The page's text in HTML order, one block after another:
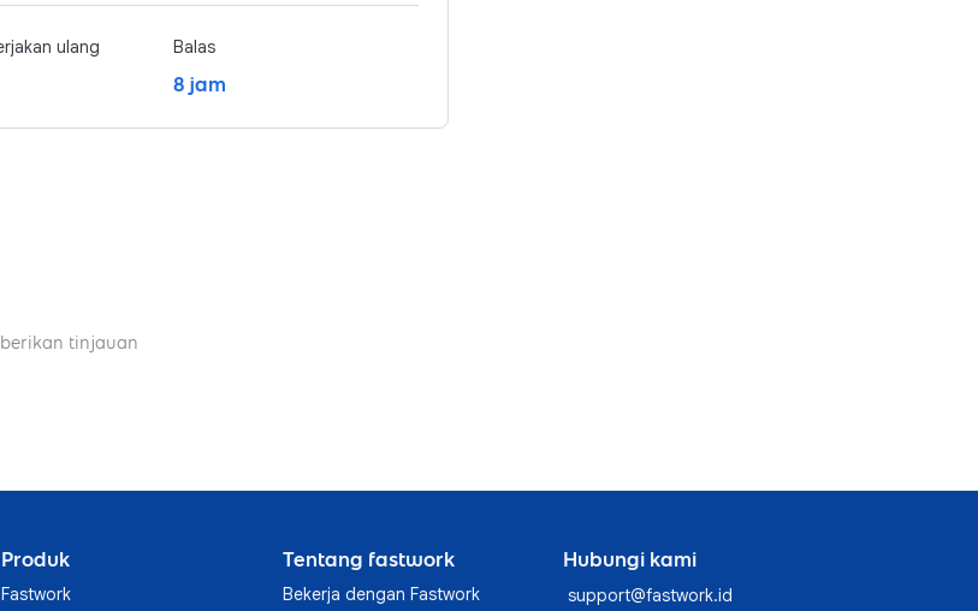
ulang Balas
8 jam
tinjauan
Produk
Fastwork
Tentang fastwork
Bekerja dengan Fastwork
Hubungi kami
support@fastwork.id